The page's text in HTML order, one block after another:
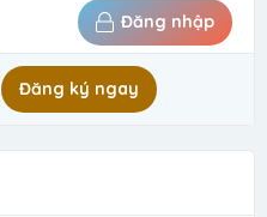
Đăng nhập
Đăng ký ngay